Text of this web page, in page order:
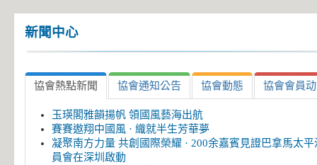
新聞中心
協會熱點新聞 協會通知公告 協會動態 協會會員
玉瑛閣雅韻揚帆 領國風藝海出航
賽賽遨翔中國風 · 織就半生芳華夢
凝聚南方力量 共創國際榮耀 · 200余嘉賓見證巴拿馬太
員會在深圳啟動